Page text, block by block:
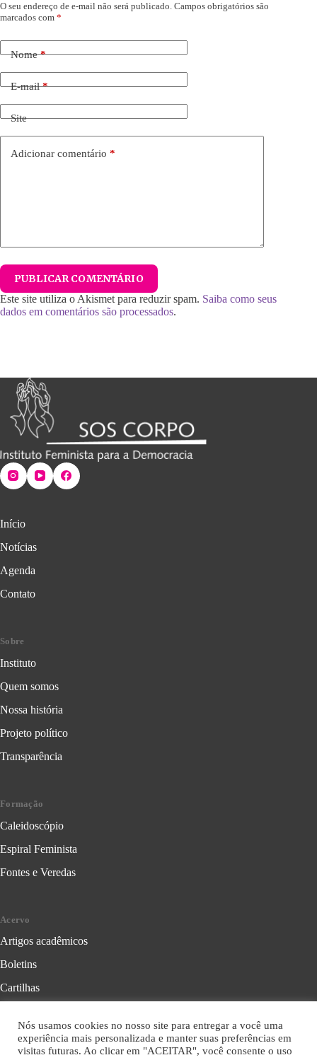
O seu endereço de e-mail não será publicado. Campos obrigatórios são
marcados com *
Nome*
E-mail*
Site
Adicionar comentário *
PUBLICAR COMENTÁRIO
Este site utiliza o Akismet para reduzir spam. Saiba como seus
dados em comentários são processados.
Início
Notícias
Agenda
Contato
Sobre
Instituto
Quem somos
Nossa história
Projeto político
Transparência
Formação
Caleidoscópio
Espiral Feminista
Fontes e Veredas
Acervo
Artigos acadêmicos
Boletins
Cartilhas
Folhetos
Nós usamos cookies no nosso site para entregar a você uma
experiência mais personalizada e manter suas preferências em
visitas futuras. Ao clicar em "ACEITAR", você consente o uso